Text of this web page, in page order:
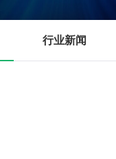
行业新闻